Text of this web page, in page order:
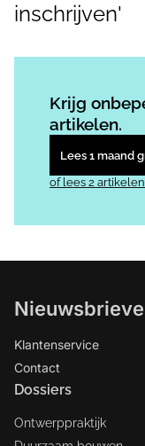
inschrijven'
Krijg
artikelen.
Lees 1 maand
of lees 2
Klantenservice
Contact
Dossiers
Ontwerppraktijk